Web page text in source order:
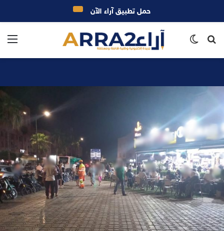
بحث
حمل تطبيق آراء الآن